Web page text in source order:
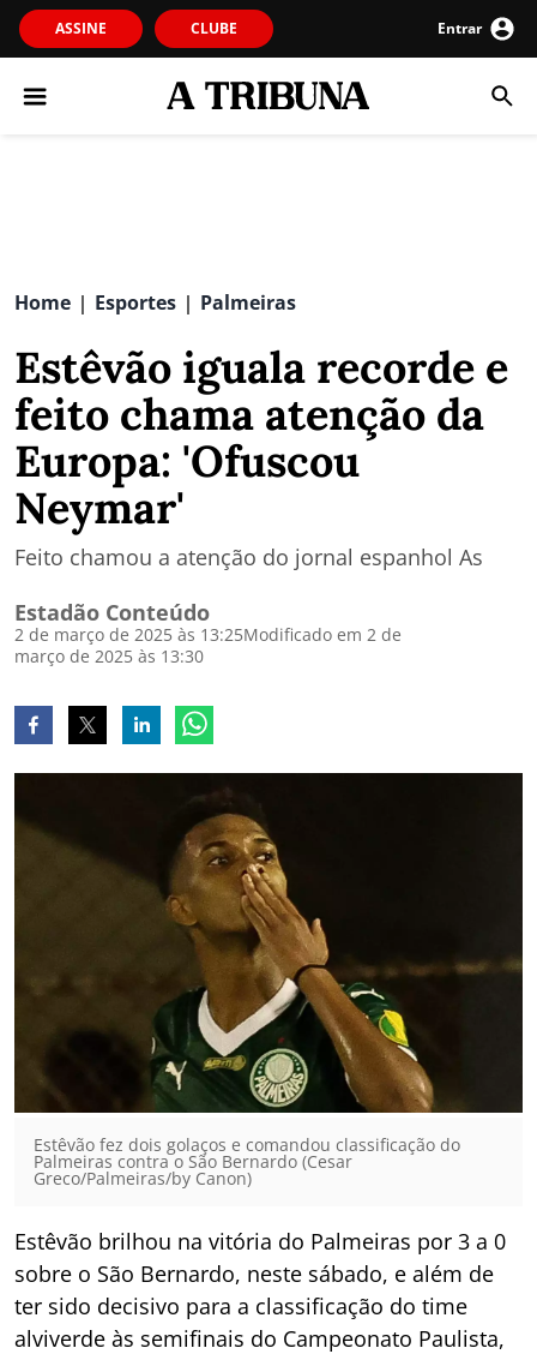
ASSINE CLUBE Entrar
Home | Esportes | Palmeiras
Estêvão iguala recorde e
feito chama atenção da
Europa: 'Ofuscou
Neymar'
Feito chamou a atenção do jornal espanhol As
Estadão Conteúdo
2 de março de 2025 às 13:25Modificado em 2 de
março de 2025 às 13:30
Estêvão fez dois golaços e comandou classificação do
Palmeiras contra o São Bernardo (Cesar
Greco/Palmeiras/by Canon)
Estêvão brilhou na vitória do Palmeiras por 3 a 0
sobre o São Bernardo, neste sábado, e além de
ter sido decisivo para a classificação do time
alviverde às semifinais do Campeonato Paulista,